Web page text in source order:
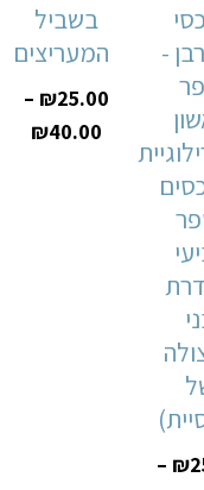
-
₪
–
בשביל
המעריצים
₪25.00
–
₪40.00